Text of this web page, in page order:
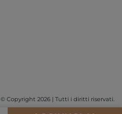
© Copyright 2026 | Tutti i diritti riservati.